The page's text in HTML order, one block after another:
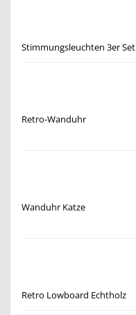
Stimmungsleuchten 3er Set
Retro-Wanduhr
Wanduhr Katze
Retro Lowboard Echtholz